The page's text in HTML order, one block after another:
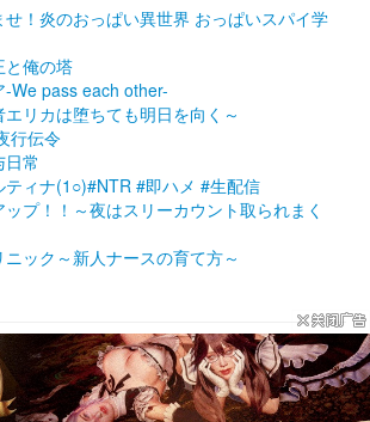
せ！炎のおっぱい異世界 おっぱいスパイ学
と俺の塔
-We pass each other-
リカは堕ちても明日を向く～
行伝令
日常
ティナ(1○)#NTR #即ハメ #生配信
プ！！～夜はスリーカウント取られまく
ニック～新人ナースの育て方～
使用帮助 站务反馈 域名线路